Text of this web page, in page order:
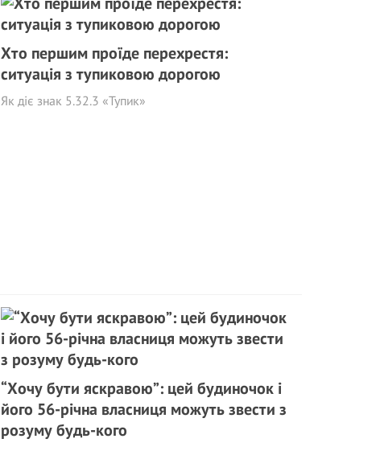
Хто першим проїде перехрестя:
ситуація з тупиковою дорогою
Як діє знак 5.32.3 «Тупик»
“Хочу бути яскравою”: цей будиночок і
його 56-річна власниця можуть звести з
розуму будь-кого